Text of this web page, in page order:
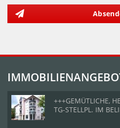
+++GEMÜTLICHE,
TG-STELLPL. IM